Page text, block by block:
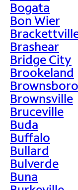
Bogata
Bon Wier
Brashear
Bridge City
Brookeland
Brownsboro
Brownsville
Bruceville
Buda
Buffalo
Bullard
Bulverde
Buna